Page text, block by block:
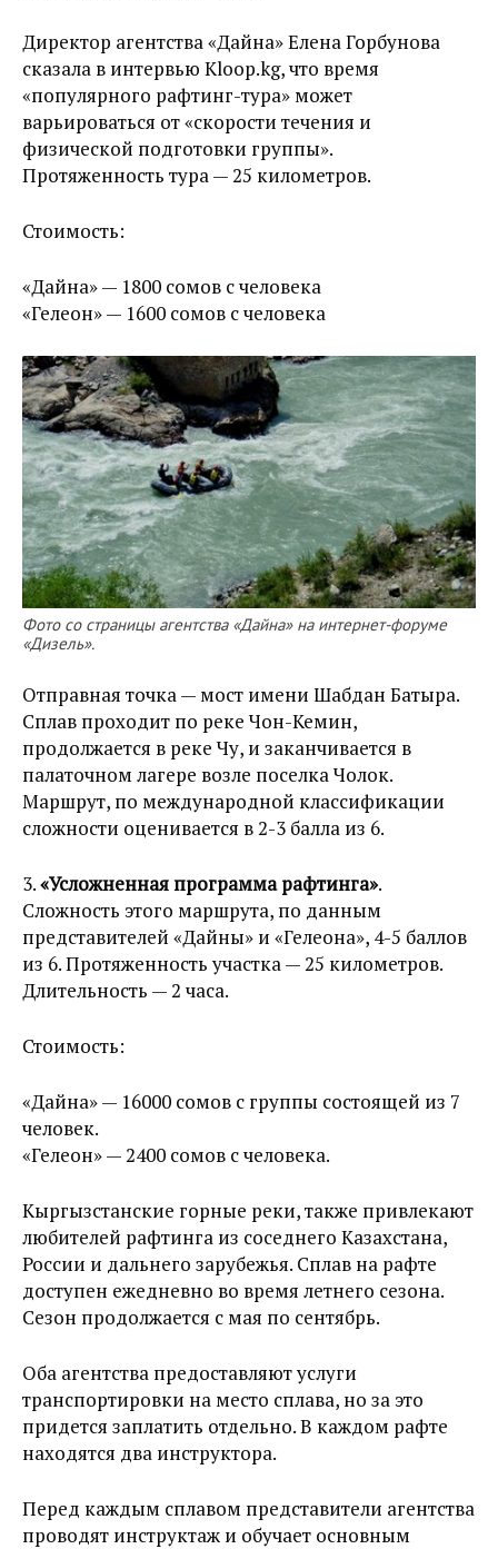
Директор агентства «Дайна» Елена Горбунова
сказала в интервью Kloop.kg, что время
«популярного рафтинг-тура» может
варьироваться от «скорости течения и
физической подготовки группы».
Протяженность тура — 25 километров.
Стоимость:
«Дайна» — 1800 сомов с человека
«Гелеон» — 1600 сомов с человека
Фото со страницы агентства «Дайна» на интернет-форуме
«Дизель».
Отправная точка — мост имени Шабдан Батыра.
Сплав проходит по реке Чон-Кемин,
продолжается в реке Чу, и заканчивается в
палаточном лагере возле поселка Чолок.
Маршрут, по международной классификации
сложности оценивается в 2-3 балла из 6.
3.«Усложненная программа рафтинга».
Сложность этого маршрута, по данным
представителей «Дайны» и «Гелеона», 4-5 баллов
из 6. Протяженность участка — 25 километров.
Длительность — 2 часа.
Стоимость:
«Дайна» — 16000 сомов с группы состоящей из 7
человек.
«Гелеон» — 2400 сомов с человека.
Кыргызстанские горные реки, также привлекают
любителей рафтинга из соседнего Казахстана,
России и дальнего зарубежья. Сплав на рафте
доступен ежедневно во время летнего сезона.
Сезон продолжается с мая по сентябрь.
Оба агентства предоставляют услуги
транспортировки на место сплава, но за это
придется заплатить отдельно. В каждом рафте
находятся два инструктора.
Перед каждым сплавом представители агентства
проводят инструктаж и обучает основным